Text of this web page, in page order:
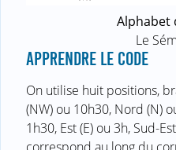
Alphabet
Le
APPRENDRE LE CODE
On utilise huit positions,
(NW) ou 10h30, Nord (N)
1h30, Est (E) ou 3h, Sud-